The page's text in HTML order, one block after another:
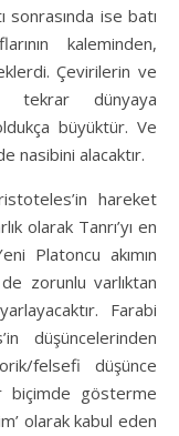
sonrasında ise batı
kaleminden,
Çevirilerin ve
tekrar dünyaya
büyüktür. Ve
nasibini alacaktır.
hareket
olarak Tanrı’yı en
Platoncu akımın
zorunlu varlıktan
Farabi
düşüncelerinden
felsefi düşünce
biçimde gösterme
olarak kabul eden